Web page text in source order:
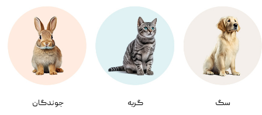
سگ گربه جوندگان